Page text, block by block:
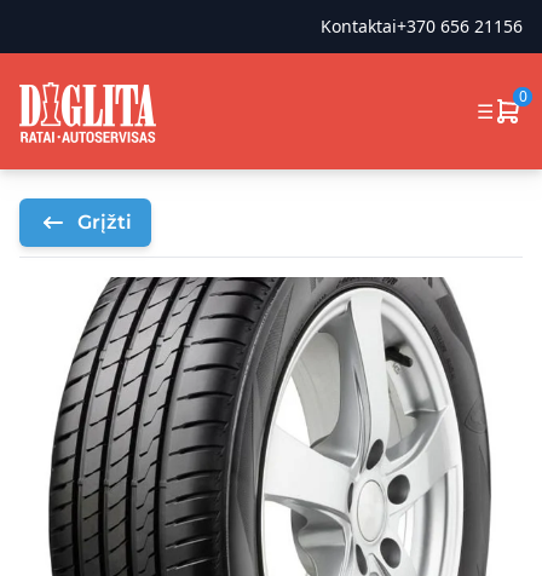
Kontaktai+370 656 21156
☰
0
Grįžti